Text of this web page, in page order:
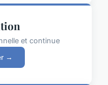
et continue
→